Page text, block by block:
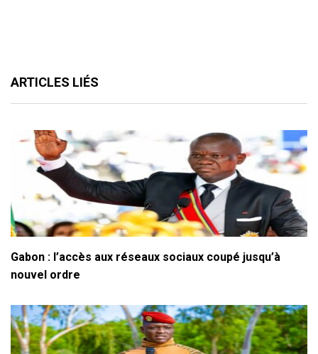
ARTICLES LIÉS
Gabon : l’accès aux réseaux sociaux coupé jusqu’à
nouvel ordre